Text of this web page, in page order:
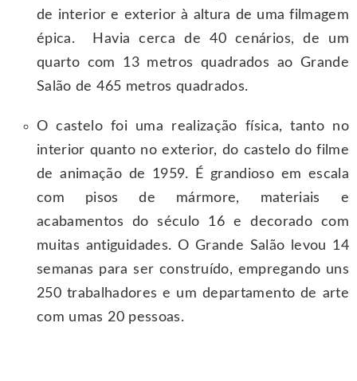
de interior e exterior à altura de uma filmagem
épica. Havia cerca de 40 cenários, de um
quarto com 13 metros quadrados ao Grande
Salão de 465 metros quadrados.
O castelo foi uma realização física, tanto no
interior quanto no exterior, do castelo do filme
de animação de 1959. É grandioso em escala
com pisos de mármore, materiais e
acabamentos do século 16 e decorado com
muitas antiguidades. O Grande Salão levou 14
semanas para ser construído, empregando uns
250 trabalhadores e um departamento de arte
com umas 20 pessoas.